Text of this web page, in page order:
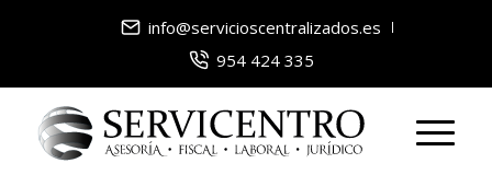
info@servicioscentralizados.es
954 424 335